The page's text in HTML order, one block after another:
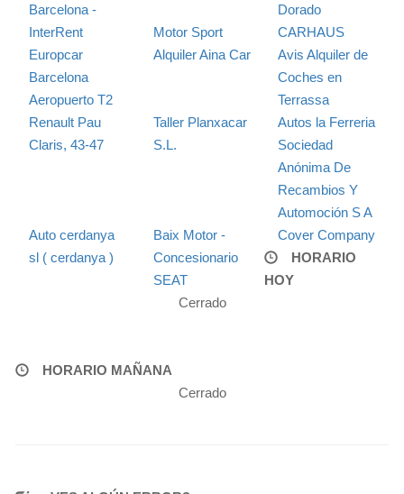
Barcelona -
InterRent
Dorado
Motor Sport
CARHAUS
Europcar
Barcelona
Aeropuerto T2
Alquiler Aina Car
Avis Alquiler de
Coches en
Terrassa
Renault Pau
Claris, 43-47
Taller Planxacar
S.L.
Autos la Ferreria
Sociedad
Anónima De
Recambios Y
Automoción S A
Auto cerdanya
sl ( cerdanya )
Baix Motor -
Concesionario
SEAT
Cover Company
HORARIO
HOY
Cerrado
HORARIO MAÑANA
Cerrado